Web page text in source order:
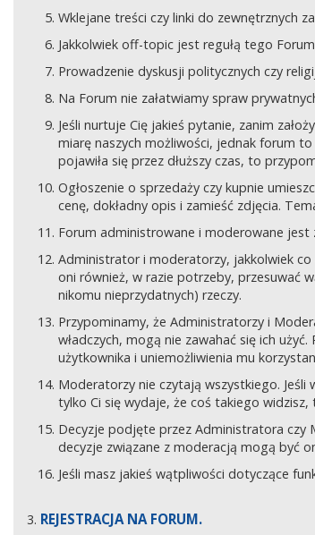
Wklejane treści czy linki do zewnętrznych
Jakkolwiek off-topic jest regułą tego
Prowadzenie dyskusji politycznych czy
Na Forum nie załatwiamy spraw
Jeśli nurtuje Cię jakieś pytanie, zanim
miarę naszych możliwości, jednak forum
pojawiła się przez dłuższy czas, to
Ogłoszenie o sprzedaży czy kupnie
cenę, dokładny opis i zamieść zdjęcia.
Forum administrowane i moderowane jest
Administrator i moderatorzy, jakkolwiek
oni również, w razie potrzeby, przesuwać
nikomu nieprzydatnych) rzeczy.
Przypominamy, że Administratorzy i
władczych, mogą nie zawahać się ich
użytkownika i uniemożliwienia mu
Moderatorzy nie czytają wszystkiego. Jeśli
tylko Ci się wydaje, że coś takiego widzisz,
Decyzje podjęte przez Administratora czy
decyzje związane z moderacją mogą być
Jeśli masz jakieś wątpliwości dotyczące
REJESTRACJA NA FORUM.